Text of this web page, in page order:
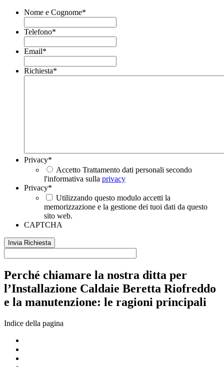
Nome e Cognome*
Telefono*
Email*
Richiesta*
Privacy*
Accetto Trattamento dati personali secondo
l'informativa sulla privacy
Privacy*
Utilizzando questo modulo accetti la
memorizzazione e la gestione dei tuoi dati da questo
sito web.
CAPTCHA
Perché chiamare la nostra ditta per
l’Installazione Caldaie Beretta Riofreddo
e la manutenzione: le ragioni principali
Indice della pagina